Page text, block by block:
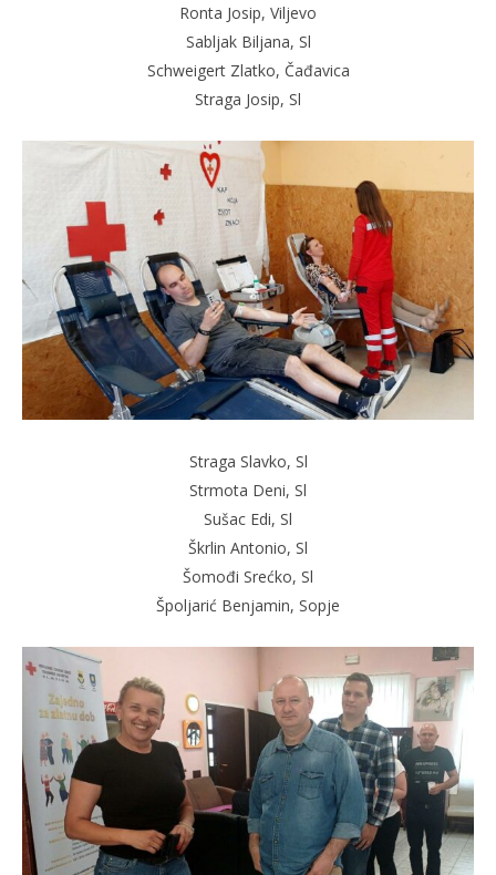
Ronta Josip, Viljevo
Sabljak Biljana, Sl
Schweigert Zlatko, Čađavica
Straga Josip, Sl
Straga Slavko, Sl
Strmota Deni, Sl
Sušac Edi, Sl
Škrlin Antonio, Sl
Šomođi Srećko, Sl
Špoljarić Benjamin, Sopje